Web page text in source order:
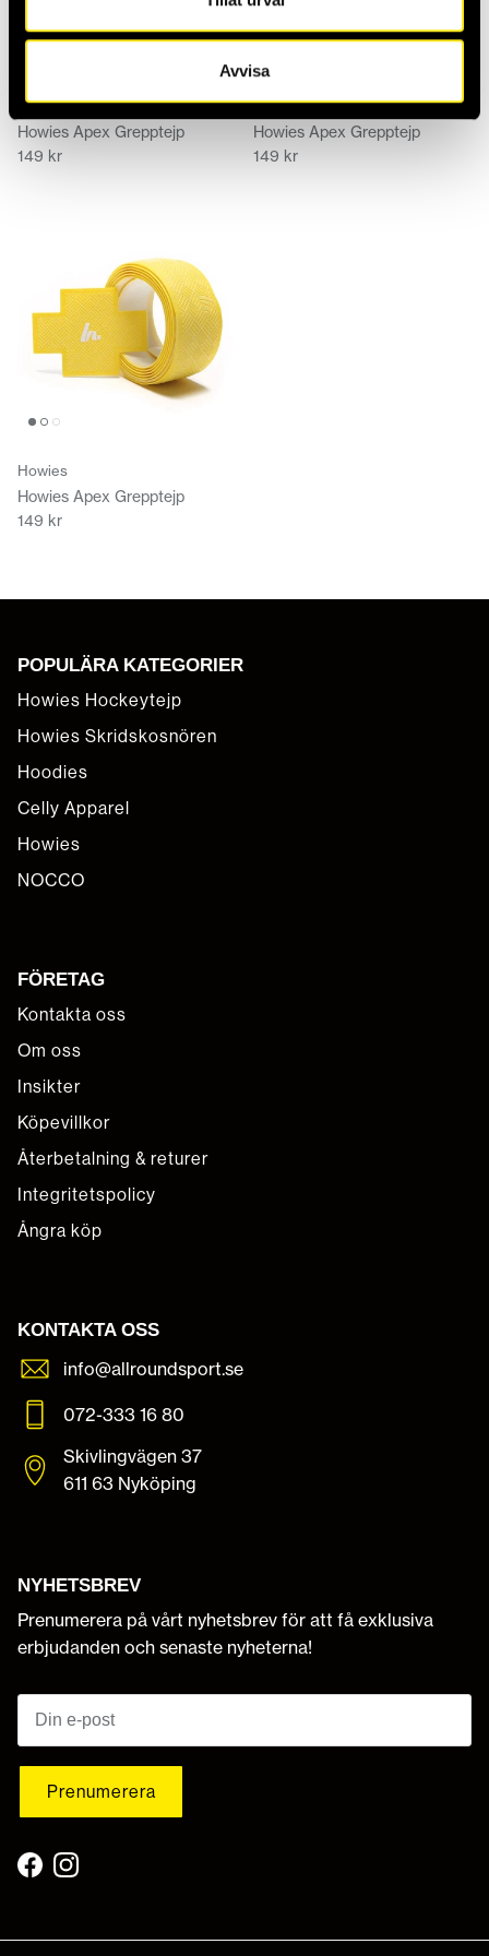
Avvisa
Howies
Howies Apex Grepptejp
149 kr
Howies
Howies Apex Grepptejp
149 kr
Howies
Howies Apex Grepptejp
149 kr
POPULÄRA KATEGORIER
Howies Hockeytejp
Howies Skridskosnören
Hoodies
Celly Apparel
Howies
NOCCO
FÖRETAG
Kontakta oss
Om oss
Insikter
Köpevillkor
Återbetalning & returer
Integritetspolicy
Ångra köp
KONTAKTA OSS
info@allroundsport.se
072-333 16 80
Skivlingvägen 37
611 63 Nyköping
NYHETSBREV
Prenumerera på vårt nyhetsbrev för att få exklusiva
erbjudanden och senaste nyheterna!
Prenumerera
FacebookInstagram